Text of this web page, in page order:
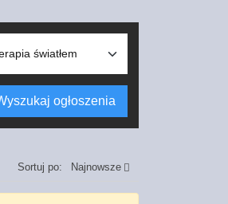
ogłoszenia
Sortuj po: Najnowsze